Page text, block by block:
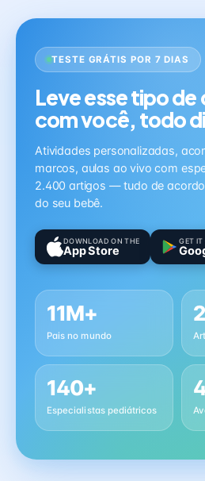
TESTE GRÁTIS POR 7 DIAS
Leve esse tipo
com você, todo
Atividades personalizadas,
marcos, aulas ao vivo com
2.400 artigos — tudo de
do seu bebê.
DOWNLOAD ON THE
App Store
GET IT
11M+
Pais no mundo
140+
Especialistas pediátricos